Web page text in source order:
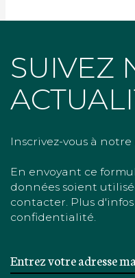
SUIVEZ
Inscrivez-vous à
En envoyant ce
données soient
contacter. Plus
confidentialité.